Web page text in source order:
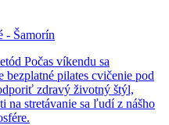
- Šamorín
Počas víkendu sa
bezplatné pilates cvičenie pod
zdravý životný štýl,
na stretávanie sa ľudí z nášho